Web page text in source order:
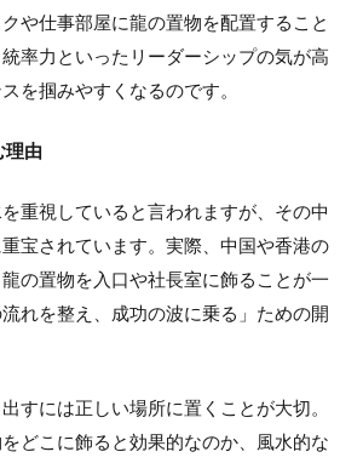
や仕事部屋に龍の置物を配置すること
率力といったリーダーシップの気が高
を掴みやすくなるのです。
由
重視していると言われますが、その中
宝されています。実際、中国や香港の
の置物を入口や社長室に飾ることが一
れを整え、成功の波に乗る」ための開
すには正しい場所に置くことが大切。
どこに飾ると効果的なのか、風水的な